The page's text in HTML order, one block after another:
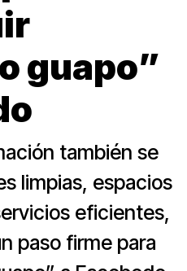
guapo”
también se
limpias, espacios
eficientes,
paso firme para